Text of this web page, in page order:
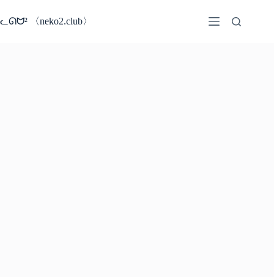
ン
ᓚᘏᗢ² 〈neko2.club〉